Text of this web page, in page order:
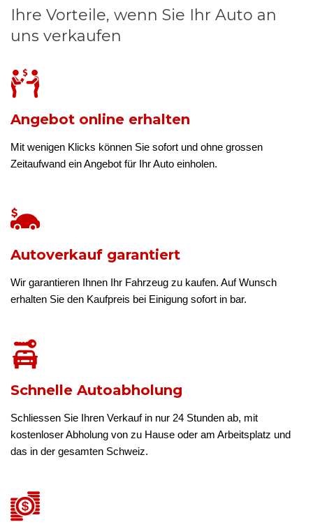
Ihre Vorteile, wenn Sie Ihr Auto an
uns verkaufen
Angebot online erhalten
Mit wenigen Klicks können Sie sofort und ohne grossen
Zeitaufwand ein Angebot für Ihr Auto einholen.
Autoverkauf garantiert
Wir garantieren Ihnen Ihr Fahrzeug zu kaufen. Auf Wunsch
erhalten Sie den Kaufpreis bei Einigung sofort in bar.
Schnelle Autoabholung
Schliessen Sie Ihren Verkauf in nur 24 Stunden ab, mit
kostenloser Abholung von zu Hause oder am Arbeitsplatz und
das in der gesamten Schweiz.